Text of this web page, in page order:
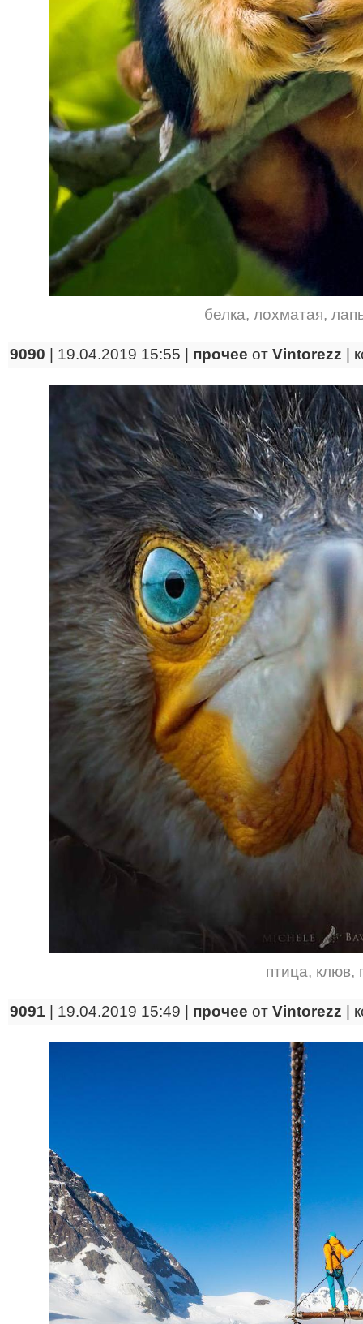
белка, лохматая,
9090 | 19.04.2019 15:55 | прочее от Vintorezz
птица, клюв,
9091 | 19.04.2019 15:49 | прочее от Vintorezz